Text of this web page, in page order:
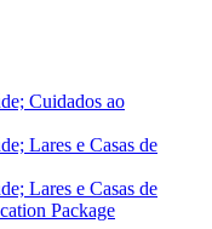
Cuidados ao
Lares e Casas de
Lares e Casas de
Package